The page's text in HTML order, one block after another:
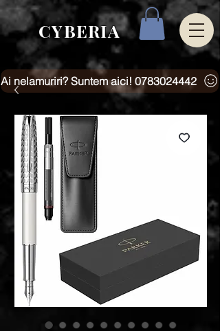
CYBERIA
Ai nelamuriri? Suntem aici! 0783024442